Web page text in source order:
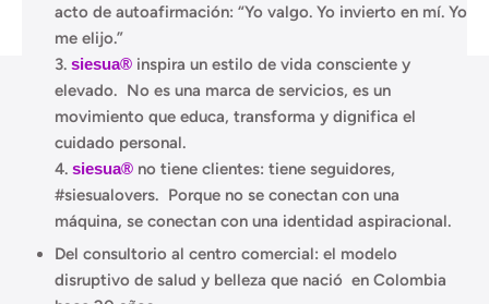
acto de autoafirmación: “Yo valgo. Yo invierto en mí. Yo
me elijo.”
3. siesua® inspira un estilo de vida consciente y
elevado. No es una marca de servicios, es un
movimiento que educa, transforma y dignifica el
cuidado personal.
4. siesua® no tiene clientes: tiene seguidores,
#siesualovers. Porque no se conectan con una
máquina, se conectan con una identidad aspiracional.
Del consultorio al centro comercial: el modelo
disruptivo de salud y belleza que nació en Colombia